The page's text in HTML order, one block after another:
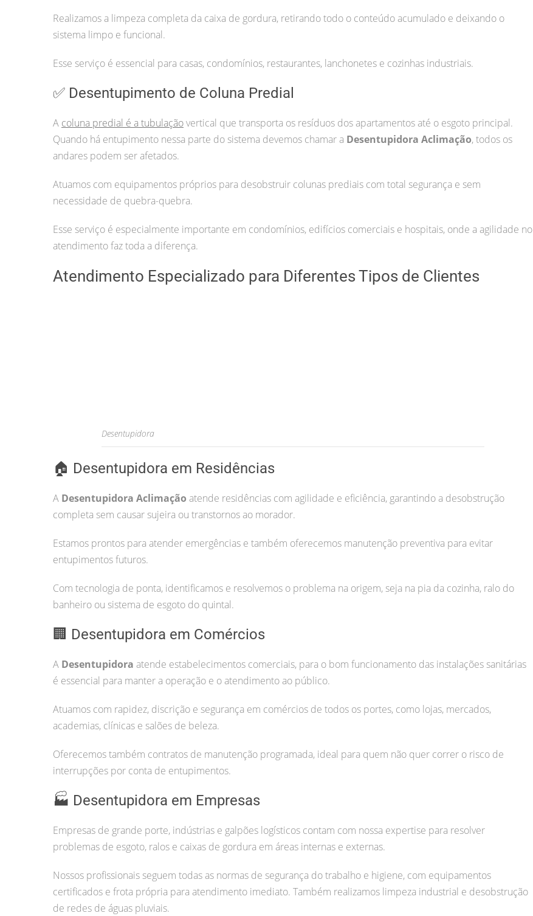
Realizamos a limpeza completa da caixa de gordura, retirando todo o conteúdo acumulado e deixando o
sistema limpo e funcional.
Esse serviço é essencial para casas, condomínios, restaurantes, lanchonetes e cozinhas industriais.
✅ Desentupimento de Coluna Predial
A coluna predial é a tubulaçãovertical que transporta os resíduos dos apartamentos até o esgoto principal.
Quando há entupimento nessa parte do sistema devemos chamar a Desentupidora Aclimação, todos os
andares podem ser afetados.
Atuamos com equipamentos próprios para desobstruir colunas prediais com total segurança e sem
necessidade de quebra-quebra.
Esse serviço é especialmente importante em condomínios, edifícios comerciais e hospitais, onde a agilidade no
atendimento faz toda a diferença.
Atendimento Especializado para Diferentes Tipos de Clientes
Desentupidora
🏠 Desentupidora em Residências
A Desentupidora Aclimação atende residências com agilidade e eficiência, garantindo a desobstrução
completa sem causar sujeira ou transtornos ao morador.
Estamos prontos para atender emergências e também oferecemos manutenção preventiva para evitar
entupimentos futuros.
Com tecnologia de ponta, identificamos e resolvemos o problema na origem, seja na pia da cozinha, ralo do
banheiro ou sistema de esgoto do quintal.
🏢 Desentupidora em Comércios
A Desentupidora atende estabelecimentos comerciais, para o bom funcionamento das instalações sanitárias
é essencial para manter a operação e o atendimento ao público.
Atuamos com rapidez, discrição e segurança em comércios de todos os portes, como lojas, mercados,
academias, clínicas e salões de beleza.
Oferecemos também contratos de manutenção programada, ideal para quem não quer correr o risco de
interrupções por conta de entupimentos.
🏭 Desentupidora em Empresas
Empresas de grande porte, indústrias e galpões logísticos contam com nossa expertise para resolver
problemas de esgoto, ralos e caixas de gordura em áreas internas e externas.
Nossos profissionais seguem todas as normas de segurança do trabalho e higiene, com equipamentos
certificados e frota própria para atendimento imediato. Também realizamos limpeza industrial e desobstrução
de redes de águas pluviais.